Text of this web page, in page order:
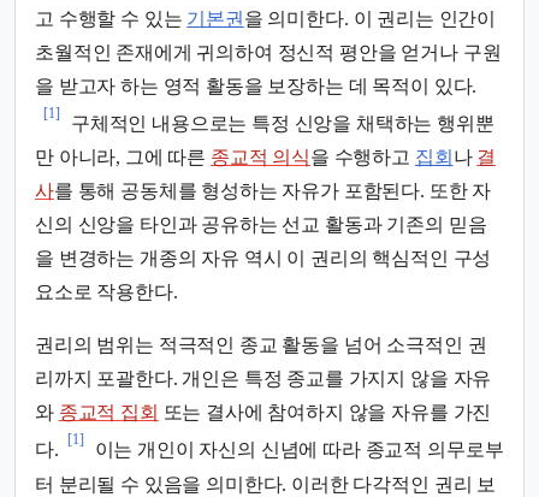
고 수행할 수 있는 기본권 을 의미한다. 이 권리는 인간이
초월적인 존재에게 귀의하여 정신적 평안을 얻거나 구원
을 받고자 하는 영적 활동을 보장하는 데 목적이 있다.
[1]
구체적인 내용으로는 특정 신앙을 채택하는 행위뿐
만 아니라, 그에 따른 종교적 의식을 수행하고 집회 나 결
사를 통해 공동체를 형성하는 자유가 포함된다. 또한 자
신의 신앙을 타인과 공유하는 선교 활동과 기존의 믿음
을 변경하는 개종의 자유 역시 이 권리의 핵심적인 구성
요소로 작용한다.
권리의 범위는 적극적인 종교 활동을 넘어 소극적인 권
리까지 포괄한다. 개인은 특정 종교를 가지지 않을 자유
와 종교적 집회 또는 결사에 참여하지 않을 자유를 가진
다.
[1]
이는 개인이 자신의 신념에 따라 종교적 의무로부
터 분리될 수 있음을 의미한다. 이러한 다각적인 권리 보